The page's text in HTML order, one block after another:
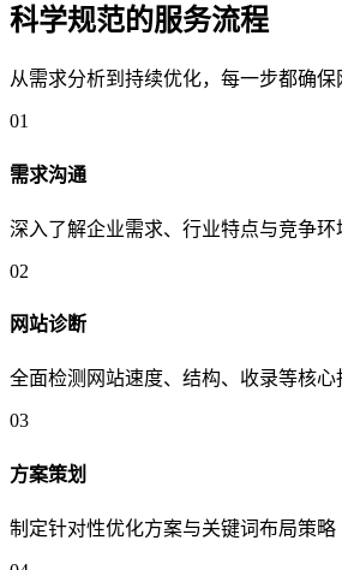
科学规范的服务流程
从需求分析到持续优化，每一步都确
01
需求沟通
深入了解企业需求、行业特点与竞争环
02
网站诊断
全面检测网站速度、结构、收录等核心
03
方案策划
制定针对性优化方案与关键词布局策略